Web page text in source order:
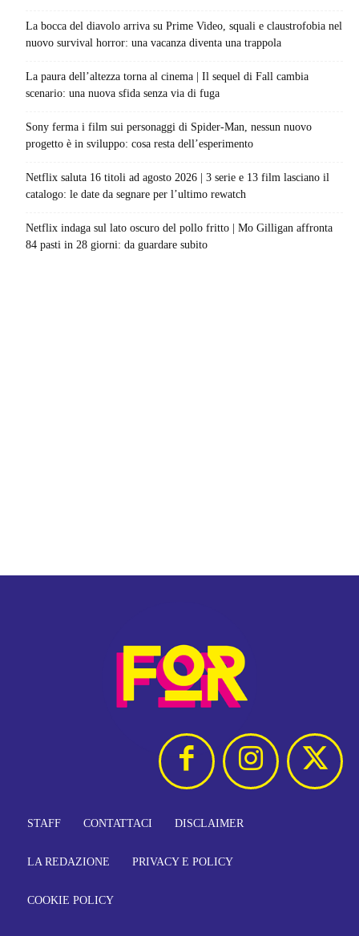
La bocca del diavolo arriva su Prime Video, squali e claustrofobia nel
nuovo survival horror: una vacanza diventa una trappola
La paura dell’altezza torna al cinema | Il sequel di Fall cambia
scenario: una nuova sfida senza via di fuga
Sony ferma i film sui personaggi di Spider-Man, nessun nuovo
progetto è in sviluppo: cosa resta dell’esperimento
Netflix saluta 16 titoli ad agosto 2026 | 3 serie e 13 film lasciano il
catalogo: le date da segnare per l’ultimo rewatch
Netflix indaga sul lato oscuro del pollo fritto | Mo Gilligan affronta
84 pasti in 28 giorni: da guardare subito
STAFF CONTATTACI DISCLAIMER
LA REDAZIONE PRIVACY E POLICY
COOKIE POLICY